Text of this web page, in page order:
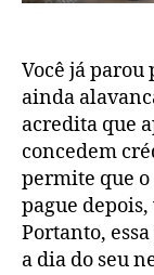
Você já parou
ainda
acredita que
concedem
permite que
pague
Portanto,
a dia do seu